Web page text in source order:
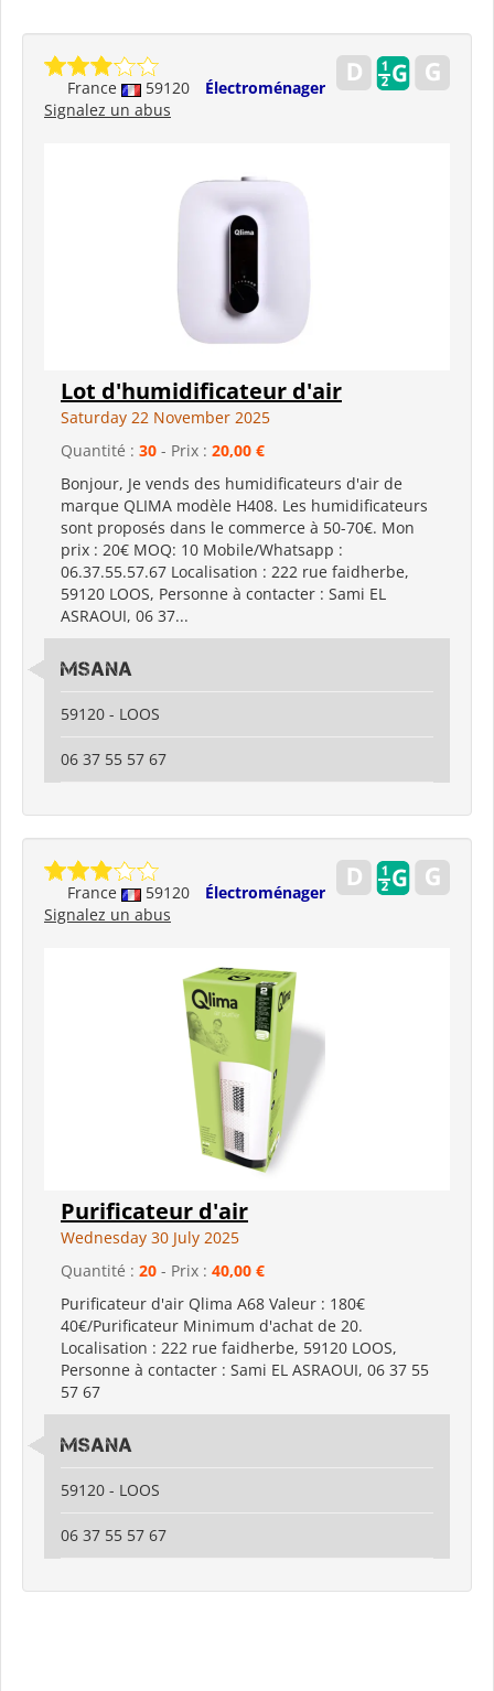
France 59120
Électroménager
Signalez un abus
Lot d'humidificateur d'air
Saturday 22 November 2025
Quantité : 30 - Prix : 20,00 €
Bonjour, Je vends des humidificateurs d'air de
marque QLIMA modèle H408. Les humidificateurs
sont proposés dans le commerce à 50-70€. Mon
prix : 20€ MOQ: 10 Mobile/Whatsapp :
06.37.55.57.67 Localisation : 222 rue faidherbe,
59120 LOOS, Personne à contacter : Sami EL
ASRAOUI, 06 37...
MSANA
59120 - LOOS
06 37 55 57 67
France 59120
Électroménager
Signalez un abus
Purificateur d'air
Wednesday 30 July 2025
Quantité : 20 - Prix : 40,00 €
Purificateur d'air Qlima A68 Valeur : 180€
40€/Purificateur Minimum d'achat de 20.
Localisation : 222 rue faidherbe, 59120 LOOS,
Personne à contacter : Sami EL ASRAOUI, 06 37 55
57 67
MSANA
59120 - LOOS
06 37 55 57 67